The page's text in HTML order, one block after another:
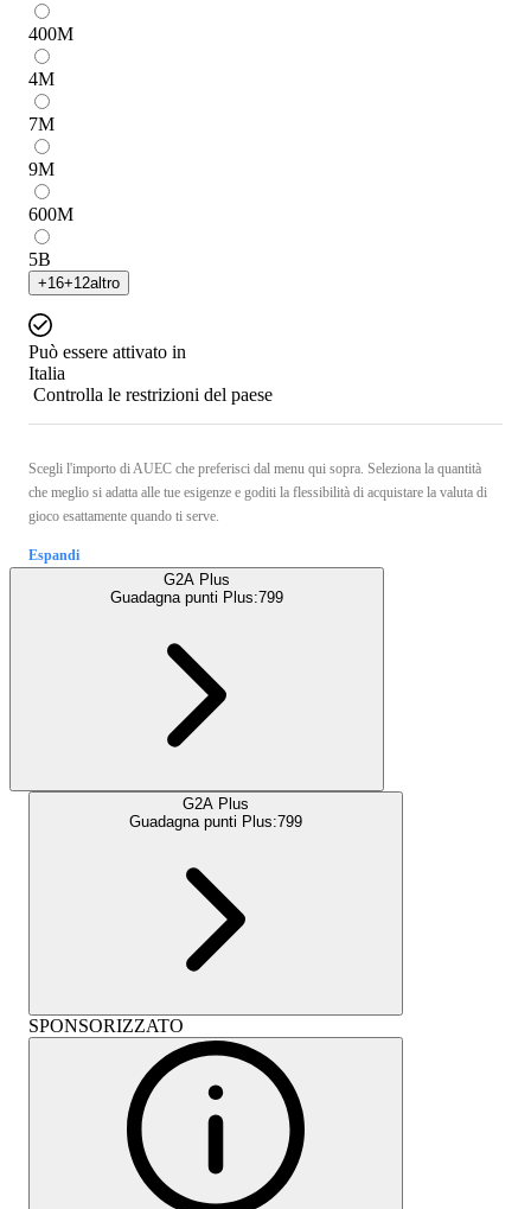
400M
4M
7M
9M
600M
5B
+16+12altro
Può essere attivato in
Italia
Controlla le restrizioni del paese
Scegli l'importo di AUEC che preferisci dal menu qui sopra. Seleziona la quantità
che meglio si adatta alle tue esigenze e goditi la flessibilità di acquistare la valuta di
gioco esattamente quando ti serve.
Espandi
G2A Plus
Guadagna punti Plus:799
G2A Plus
Guadagna punti Plus:799
SPONSORIZZATO